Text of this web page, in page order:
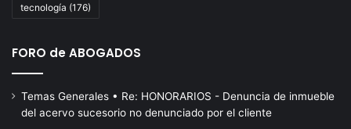
tecnología (176)
FORO de ABOGADOS
Temas Generales • Re: HONORARIOS - Denuncia de inmueble
del acervo sucesorio no denunciado por el cliente